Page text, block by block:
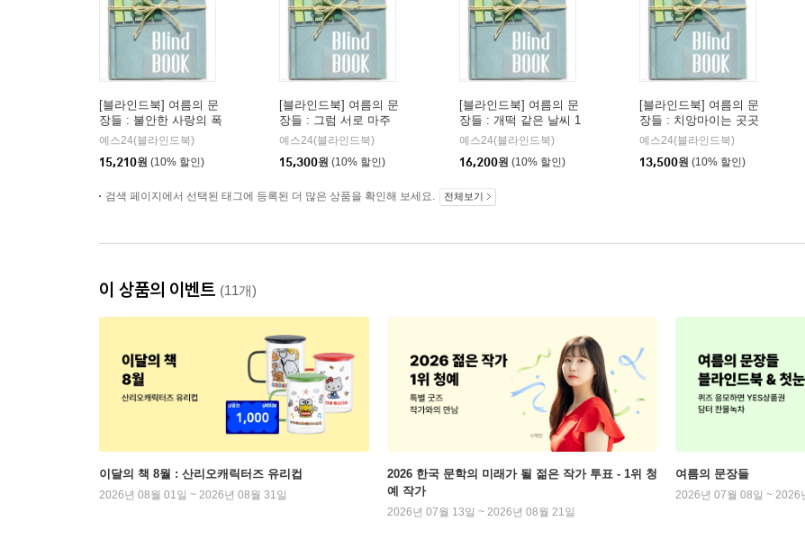
[블라인드북] 여름의 문
장들 : 불안한 사랑의 폭
풍이 소리도 없이, 더 깊
다.
예스24(블라인드북)
15,210원 (10% 할인)
[블라인드북] 여름의 문
장들 : 그럼 서로 마주
보고만 있으면 되겠네.
거네.
예스24(블라인드북)
15,300원 (10% 할인)
[블라인드북] 여름의 문
장들 : 개떡 같은 날씨 1
00번에 끝내주는 순간
가 용서되었던 날도 있
예스24(블라인드북)
16,200원 (10% 할인)
[블라인드북] 여름의 문
장들 : 치앙마이는 곳곳
이 초록입니다.
예스24(블라인드북)
13,500원 (10% 할인)
검색 페이지에서 선택된 태그에 등록된 더 많은 상품을 확인해 보세요. 전체보기
이 상품의 이벤트 (11개)
이달의 책 8월 : 산리오캐릭터즈 유리컵
2026년 08월 01일 ~ 2026년 08월 31일
2026 한국 문학의 미래가 될 젊은 작가 투표 - 1위 청
예 작가
2026년 07월 13일 ~ 2026년 08월 21일
여름의 문장들
2026년 07월 08일 ~ 2026